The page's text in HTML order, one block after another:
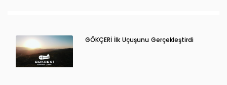
GÖKÇERİ İlk Uçuşunu Gerçekleştirdi